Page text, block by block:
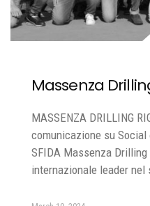
Massenza
MASSENZA DRILLING
comunicazione su
SFIDA Massenza
internazionale leader nel